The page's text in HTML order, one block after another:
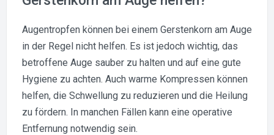
Augentropfen können bei einem Gerstenkorn am Auge
in der Regel nicht helfen. Es ist jedoch wichtig, das
betroffene Auge sauber zu halten und auf eine gute
Hygiene zu achten. Auch warme Kompressen können
helfen, die Schwellung zu reduzieren und die Heilung
zu fördern. In manchen Fällen kann eine operative
Entfernung notwendig sein.